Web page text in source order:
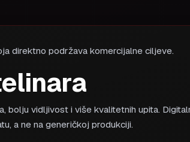
direktno podržava komercijalne ciljeve.
vidljivost i više kvalitetnih upita.
a ne na generičkoj produkciji.